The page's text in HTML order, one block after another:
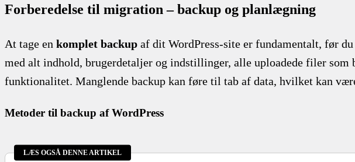
Forberedelse til migration – backup og planlægning
At tage en komplet backup af dit WordPress-site er fundamentalt, før
med alt indhold, brugerdetaljer og indstillinger, alle uploadede filer som
funktionalitet. Manglende backup kan føre til tab af data, hvilket kan
Metoder til backup af WordPress
LÆS OGSÅ DENNE ARTIKEL